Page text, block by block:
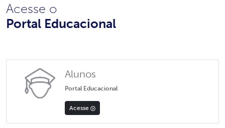
Acesse o
Portal Educacional
Alunos
Portal Educacional
Acesse